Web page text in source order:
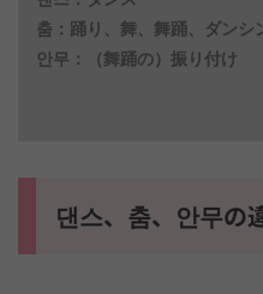
춤：踊り、舞、舞踊、ダンシ
안무：（舞踊の）振り付け
댄스、춤、안무の